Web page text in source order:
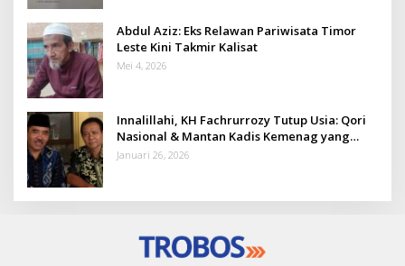
Abdul Aziz: Eks Relawan Pariwisata Timor
Leste Kini Takmir Kalisat
Mei 4, 2026
Innalillahi, KH Fachrurrozy Tutup Usia: Qori
Nasional & Mantan Kadis Kemenag yang
Penuh Teladan
Januari 26, 2026